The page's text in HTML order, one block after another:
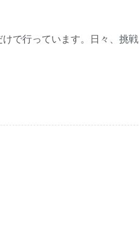
で行っています。日々、挑戦